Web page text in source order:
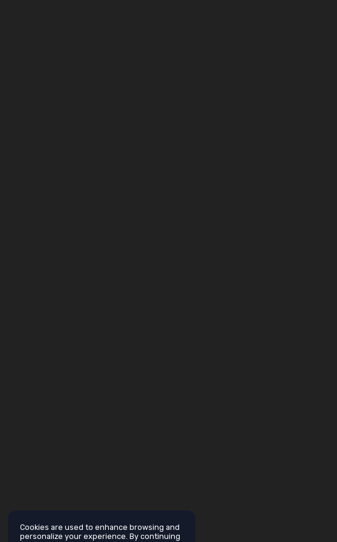
Cookies are used to enhance browsing and
personalize your experience. By continuing